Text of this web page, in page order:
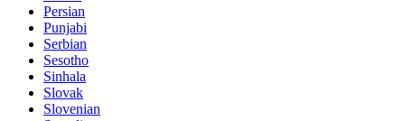
Persian
Punjabi
Serbian
Sesotho
Sinhala
Slovak
Slovenian